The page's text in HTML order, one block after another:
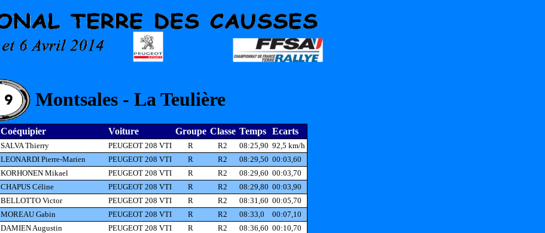
Montsales - La Teulière
Coéquipier Voiture Groupe Classe Temps Ecarts
SALVA Thierry PEUGEOT 208 VTI R R2 08:25,90 92,5 km/h
LEONARDI Pierre-Marien PEUGEOT 208 VTI R R2 08:29,50 00:03,60
KORHONEN Mikael PEUGEOT 208 VTI R R2 08:29,60 00:03,70
CHAPUS Céline PEUGEOT 208 VTI R R2 08:29,80 00:03,90
BELLOTTO Victor PEUGEOT 208 VTI R R2 08:31,60 00:05,70
MOREAU Gabin PEUGEOT 208 VTI R R2 08:33,0
00:07,10
DAMIEN Augustin PEUGEOT 208 VTI R R2 08:36,60 00:10,70